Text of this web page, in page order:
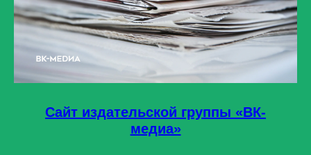
Сайт издательской группы «ВК-
медиа»